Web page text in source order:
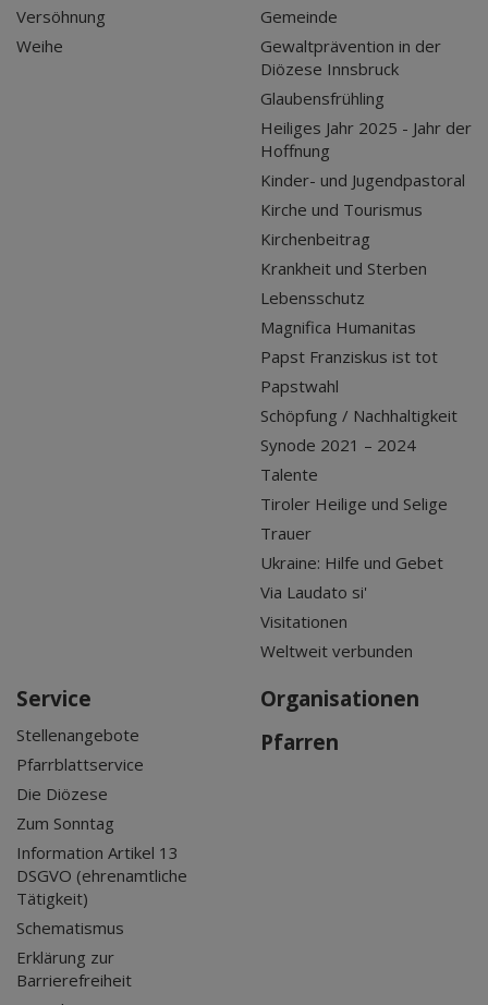
Versöhnung
Weihe
Gemeinde
Gewaltprävention in der
Diözese Innsbruck
Glaubensfrühling
Heiliges Jahr 2025 - Jahr der
Hoffnung
Kinder- und Jugendpastoral
Kirche und Tourismus
Kirchenbeitrag
Krankheit und Sterben
Lebensschutz
Magnifica Humanitas
Papst Franziskus ist tot
Papstwahl
Schöpfung / Nachhaltigkeit
Synode 2021 – 2024
Talente
Tiroler Heilige und Selige
Trauer
Ukraine: Hilfe und Gebet
Via Laudato si'
Visitationen
Weltweit verbunden
Service
Stellenangebote
Pfarrblattservice
Die Diözese
Zum Sonntag
Information Artikel 13
DSGVO (ehrenamtliche
Tätigkeit)
Schematismus
Erklärung zur
Barrierefreiheit
Organisationen
Pfarren